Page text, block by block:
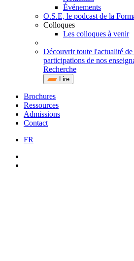
Événements
O.S.E, le podcast de la
Colloques
Les colloques à venir
Découvrir toute l'actualité de
participations de nos
Recherche
Lire
Brochures
Ressources
Admissions
Contact
FR